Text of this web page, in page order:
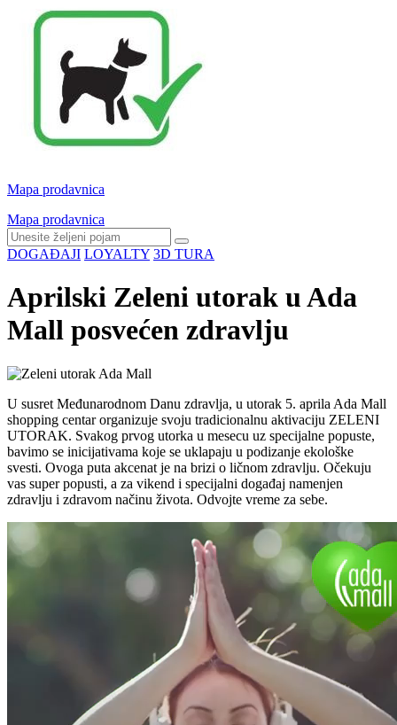
Mapa prodavnica
Mapa prodavnica
DOGAĐAJI LOYALTY 3D TURA
Aprilski Zeleni utorak u Ada
Mall posvećen zdravlju
U susret Međunarodnom Danu zdravlja, u utorak 5. aprila Ada Mall
shopping centar organizuje svoju tradicionalnu aktivaciju ZELENI
UTORAK. Svakog prvog utorka u mesecu uz specijalne popuste,
bavimo se inicijativama koje se uklapaju u podizanje ekološke
svesti. Ovoga puta akcenat je na brizi o ličnom zdravlju. Očekuju
vas super popusti, a za vikend i specijalni događaj namenjen
zdravlju i zdravom načinu života. Odvojte vreme za sebe.